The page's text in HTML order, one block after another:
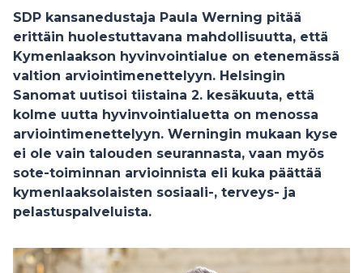
SDP kansanedustaja Paula Werning pitää
erittäin huolestuttavana mahdollisuutta, että
Kymenlaakson hyvinvointialue on etenemässä
valtion arviointimenettelyyn. Helsingin
Sanomat uutisoi tiistaina 2. kesäkuuta, että
kolme uutta hyvinvointialuetta on menossa
arviointimenettelyyn. Werningin mukaan kyse
ei ole vain talouden seurannasta, vaan myös
sote-toiminnan arvioinnista eli kuka päättää
kymenlaaksolaisten sosiaali-, terveys- ja
pelastuspalveluista.